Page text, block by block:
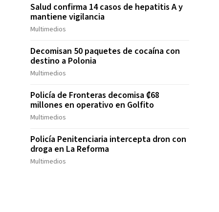
Salud confirma 14 casos de hepatitis A y
mantiene vigilancia
Multimedios
Decomisan 50 paquetes de cocaína con
destino a Polonia
Multimedios
Policía de Fronteras decomisa ₡68
millones en operativo en Golfito
Multimedios
Policía Penitenciaria intercepta dron con
droga en La Reforma
Multimedios